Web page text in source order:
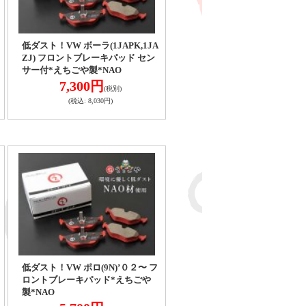
低ダスト！VW ボーラ(1JAPK,1JA
ZJ) フロントブレーキパッド セン
サー付*えちごや製*NAO
7,300円 (税別)
(税込: 8,030円)
低ダスト！VW ポロ(9N)’０２〜 フ
ロントブレーキパッド*えちごや
製*NAO